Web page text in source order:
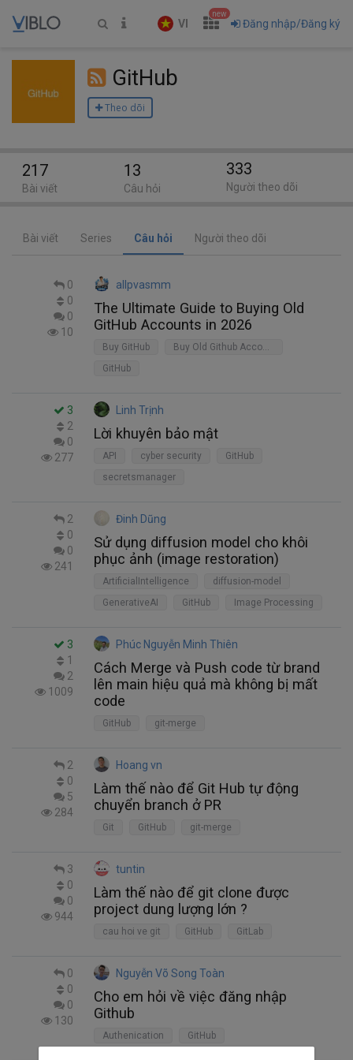
VI
new
Đăng nhập/Đăng ký
GitHub
Theo dõi
Bài viết Series Câu hỏi Người theo dõi
0
0
0
10
allpvasmm
The Ultimate Guide to Buying Old
GitHub Accounts in 2026
Buy GitHub
Buy Old Github Accounts
GitHub
3
2
0
277
Linh Trịnh
Lời khuyên bảo mật
API cyber security
GitHub
secretsmanager
2
0
0
241
Đinh Dũng
Sử dụng diffusion model cho khôi
phục ảnh (image restoration)
ArtificialIntelligence
diffusion-model
GenerativeAI
GitHub Image Processing
3
1
2
1009
Phúc Nguyễn Minh Thiên
Cách Merge và Push code từ brand
lên main hiệu quả mà không bị mất
code
GitHub git-merge
2
0
5
284
Hoang vn
Làm thế nào để Git Hub tự động
chuyển branch ở PR
Git GitHub git-merge
3
0
0
944
tuntin
Làm thế nào để git clone được
project dung lượng lớn ?
cau hoi ve git GitHub GitLab
0
0
0
130
Nguyễn Võ Song Toàn
Cho em hỏi về việc đăng nhập
Github
Authenication GitHub
217
Bài viết
13
Câu hỏi
333
Người theo dõi